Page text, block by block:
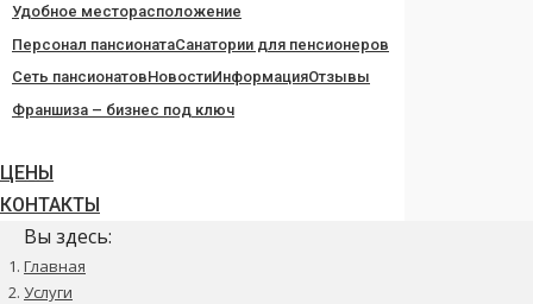
Удобное месторасположение
Персонал пансионатаСанатории для пенсионеров
Сеть пансионатовНовостиИнформацияОтзывы
Франшиза – бизнес под ключ
ЦЕНЫ
КОНТАКТЫ
Вы здесь:
Главная
Услуги